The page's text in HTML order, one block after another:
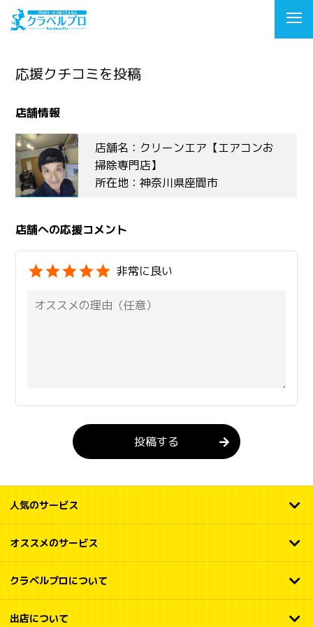
応援クチコミを投稿
店舗情報
店舗名：クリーンエア【エアコンお
掃除専門店】
所在地：神奈川県座間市
店舗への応援コメント
非常に良い
投稿する
人気のサービス
オススメのサービス
クラベルプロについて
出店について